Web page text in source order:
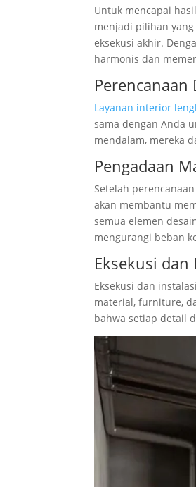
Untuk mencapai
menjadi pilihan
eksekusi akhir.
harmonis dan
Perencanaan
Layanan interior
sama dengan Anda
mendalam, mereka
Pengadaan
Setelah
akan membantu
semua elemen
mengurangi beban
Eksekusi dan
Eksekusi dan
material, furniture,
bahwa setiap detail